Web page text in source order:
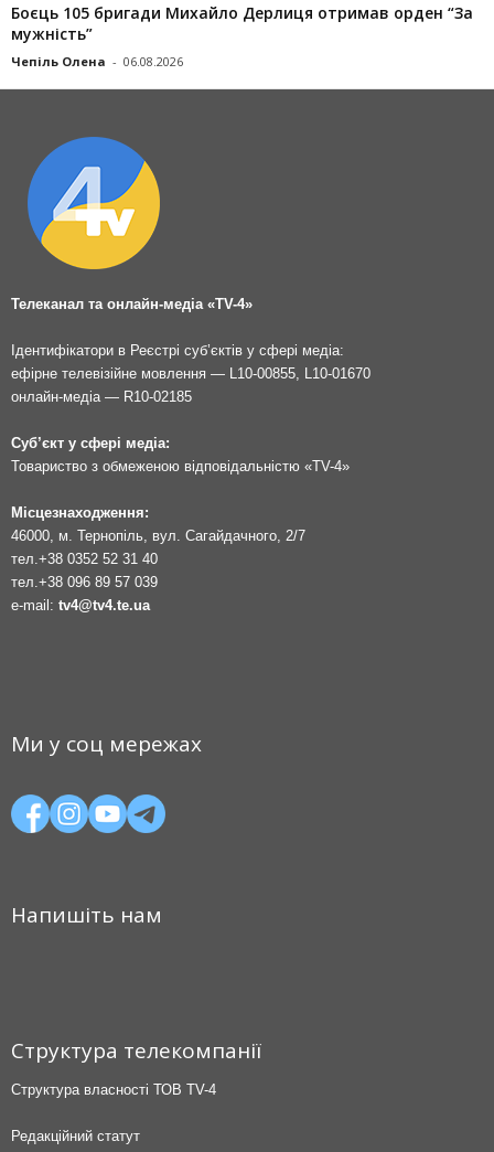
Боєць 105 бригади Михайло Дерлиця отримав орден “За
мужність”
Чепіль Олена - 06.08.2026
Телеканал та онлайн-медіа «TV-4»
Ідентифікатори в Реєстрі суб’єктів у сфері медіа:
ефірне телевізійне мовлення — L10-00855, L10-01670
онлайн-медіа — R10-02185
Суб’єкт у сфері медіа:
Товариство з обмеженою відповідальністю «TV-4»
Місцезнаходження:
46000, м. Тернопіль, вул. Сагайдачного, 2/7
тел. +38 0352 52 31 40
тел. +38 096 89 57 039
e-mail: tv4@tv4.te.ua
Ми у соц мережах
Напишіть нам
Структура телекомпанії
Структура власності ТОВ TV-4
Редакційний статут